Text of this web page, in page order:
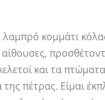
κομμάτι
αίθουσες,
και τα
πέτρας. Είμαι